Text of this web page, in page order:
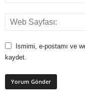
Ismimi, e-postamı ve
kaydet.